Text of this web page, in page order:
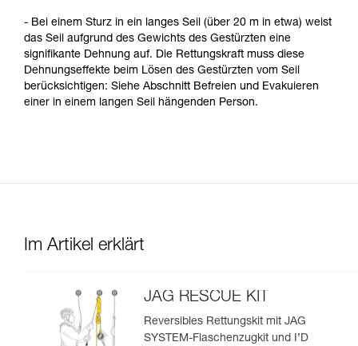
- Bei einem Sturz in ein langes Seil (über 20 m in etwa) weist
das Seil aufgrund des Gewichts des Gestürzten eine
signifikante Dehnung auf. Die Rettungskraft muss diese
Dehnungseffekte beim Lösen des Gestürzten vom Seil
berücksichtigen: Siehe Abschnitt Befreien und Evakuieren
einer in einem langen Seil hängenden Person.
Im Artikel erklärt
JAG RESCUE KIT
Reversibles Rettungskit mit JAG
SYSTEM-Flaschenzugkit und I’D